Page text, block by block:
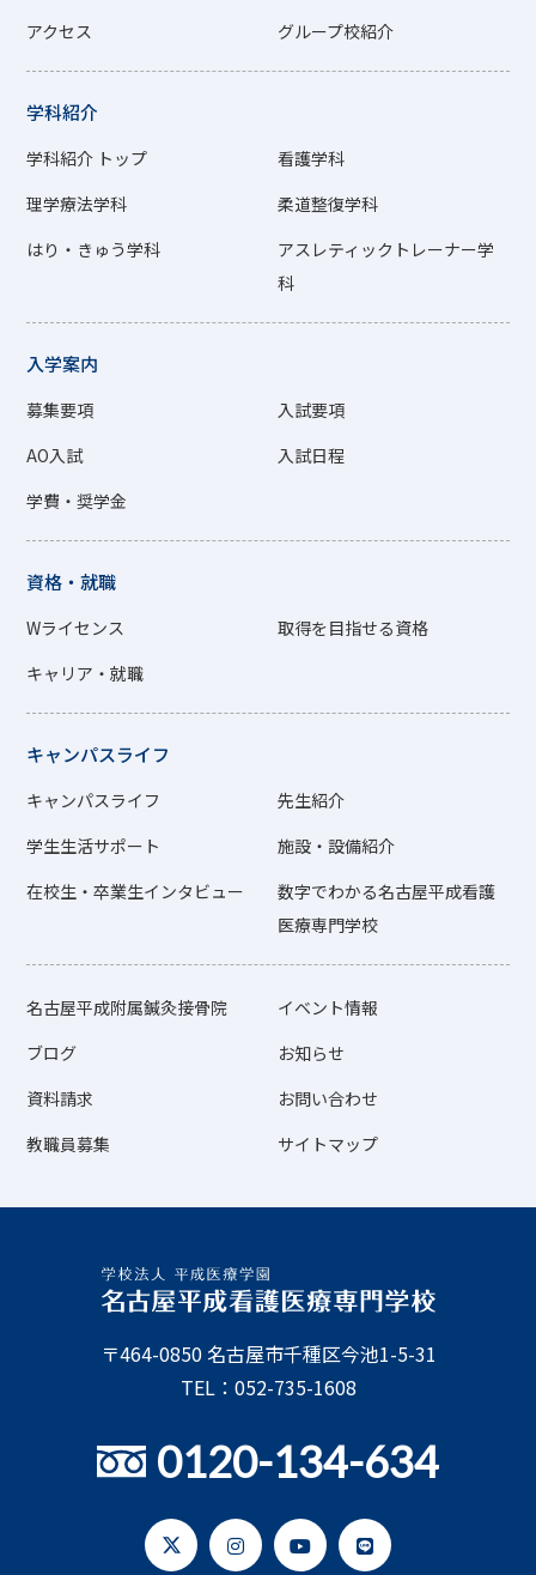
アクセス
グループ校紹介
学科紹介
学科紹介 トップ
看護学科
理学療法学科
柔道整復学科
はり・きゅう学科
アスレティックトレーナー学
科
入学案内
募集要項
入試要項
AO入試
入試日程
学費・奨学金
資格・就職
Wライセンス
取得を目指せる資格
キャリア・就職
キャンパスライフ
キャンパスライフ
先生紹介
学生生活サポート
施設・設備紹介
在校生・卒業生インタビュー
数字でわかる名古屋平成看護
医療専門学校
名古屋平成附属鍼灸接骨院
イベント情報
ブログ
お知らせ
資料請求
お問い合わせ
教職員募集
サイトマップ
〒464-0850 名古屋市千種区今池1-5-31
TEL：052-735-1608
0120-134-634